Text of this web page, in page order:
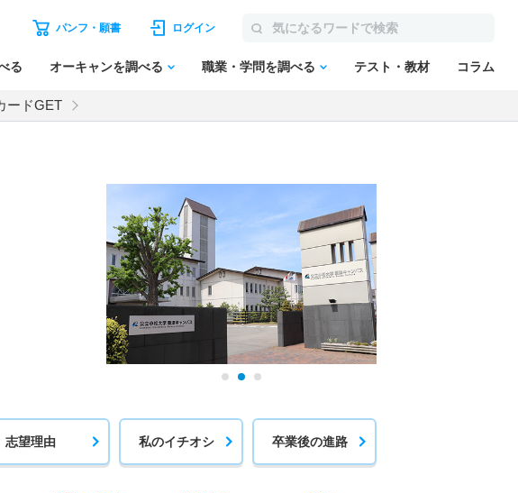
パンフ・願書 ログイン
る オーキャンを調べる 職業・学問を調べる テスト・教材 コラム
ードGET
志望理由 私のイチオシ 卒業後の進路